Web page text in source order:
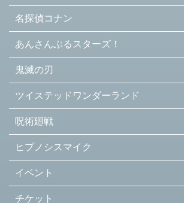
名探偵コナン
あんさんぶるスターズ！
鬼滅の刃
ツイステッドワンダーランド
呪術廻戦
ヒプノシスマイク
イベント
チケット